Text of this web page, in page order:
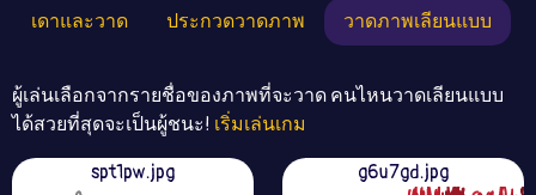
เดาและวาด ประกวดวาดภาพ วาดภาพเลียนแบบ
ผู้เล่นเลือกจากรายชื่อของภาพที่จะวาด คนไหนวาดเลียนแบบ
ได้สวยที่สุดจะเป็นผู้ชนะ! เริ่มเล่นเกม
spt1pw.jpg
g6u7gd.jpg